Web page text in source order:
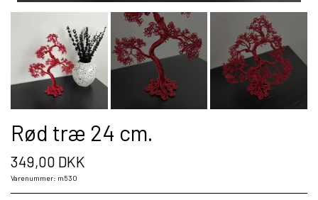
JULETRÆ
VÆGUR
RUND
FIRKANTET
Rød træ 24 cm.
349,00 DKK
Varenummer: m530